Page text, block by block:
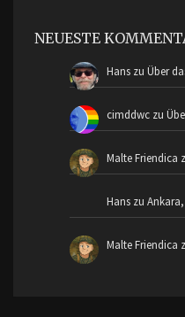
NEUESTE
Hans zuÜber
cimddwc zu
Malte Friendica
Hans zu
Malte Friendica